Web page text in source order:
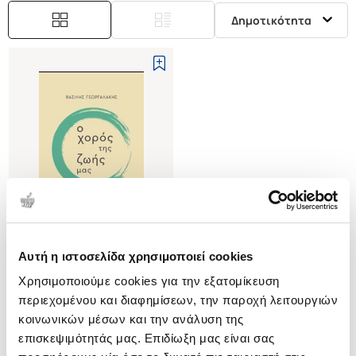
Αυτή η ιστοσελίδα χρησιμοποιεί cookies
Χρησιμοποιούμε cookies για την εξατομίκευση
περιεχομένου και διαφημίσεων, την παροχή λειτουργιών
κοινωνικών μέσων και την ανάλυση της
επισκεψιμότητάς μας. Επιδίωξη μας είναι σας
Δημοτικότητα
(0)
Ο χορός της ζωής μας
ΓΕΩΡΓΑΛΑΚΗΣ ΒΑΣΙΛΗΣ
Κωδ. Πολιτείας:1703-0224